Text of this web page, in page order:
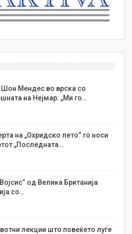
Мендес во врска со
на Нејмар: „Ми го…
на „Охридско лето“ го носи
„Последната…
од Велика Британија
со…
лекции што повеќето луѓе